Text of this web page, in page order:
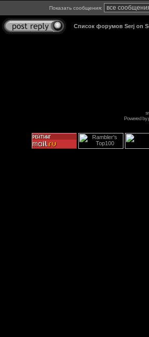
Показать сообщения:
Список форумов Serj on
Powered by